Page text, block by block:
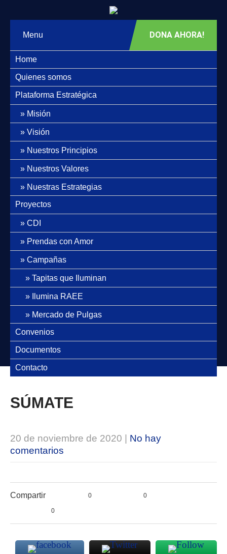
Menu
Home
Quienes somos
Plataforma Estratégica
Misión
Visión
Nuestros Principios
Nuestros Valores
Nuestras Estrategias
Proyectos
CDI
Prendas con Amor
Campañas
Tapitas que Iluminan
Ilumina RAEE
Mercado de Pulgas
Convenios
Documentos
Contacto
DONA AHORA!
SÚMATE
20 de noviembre de 2020
No hay
comentarios
Compartir 0 0
0